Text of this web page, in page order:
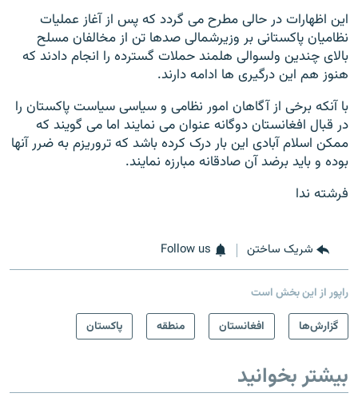
این اظهارات در حالی مطرح می گردد که پس از آغاز عملیات
نظامیان پاکستانی بر وزیرشمالی صدها تن از مخالفان مسلح
بالای چندین ولسوالی هلمند حملات گسترده را انجام دادند که
هنوز هم این درگیری ها ادامه دارند.
با آنکه برخی از آگاهان امور نظامی و سیاسی سیاست پاکستان را
در قبال افغانستان دوگانه عنوان می نمایند اما می گویند که
ممکن اسلام آبادی این بار درک کرده باشد که تروریزم به ضرر آنها
بوده و باید برضد آن صادقانه مبارزه نمایند.
فرشته ندا
شریک ساختن Follow us
راپور از این بخش است
گزارش‌ها
افغانستان منطقه پاکستان
بیشتر بخوانید